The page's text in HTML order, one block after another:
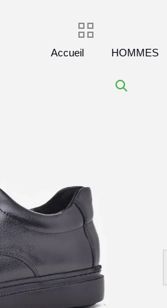
Accueil HOMMES